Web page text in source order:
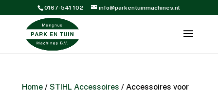
0167-541 102 info@parkentuinmachines.nl
Home/ STIHL Accessoires / Accessoires voor